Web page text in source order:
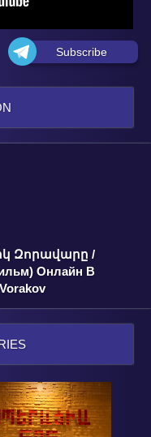
Subscribe
Զորավարը /
Онлайн В